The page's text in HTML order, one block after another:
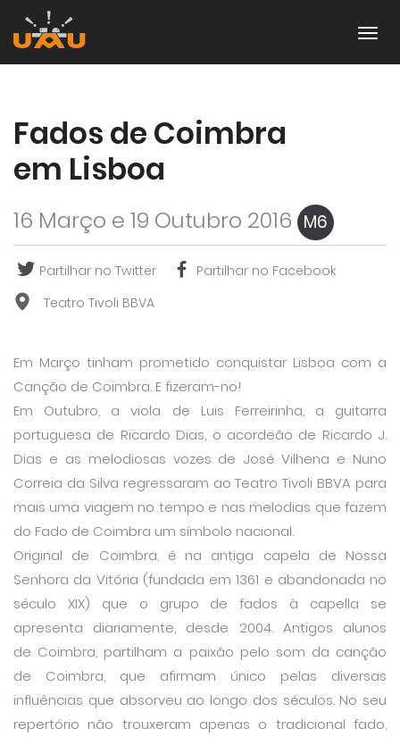
Fados de Coimbra
em Lisboa
16 Março e 19 Outubro 2016 M6
Partilhar no Twitter
Partilhar no Facebook
Teatro Tivoli BBVA
Em Março tinham prometido conquistar Lisboa com a
Canção de Coimbra. E fizeram-no!
Em Outubro, a viola de Luis Ferreirinha, a guitarra
portuguesa de Ricardo Dias, o acordeão de Ricardo J.
Dias e as melodiosas vozes de José Vilhena e Nuno
Correia da Silva regressaram ao Teatro Tivoli BBVA para
mais uma viagem no tempo e nas melodias que fazem
do Fado de Coimbra um símbolo nacional.
Original de Coimbra, é na antiga capela de Nossa
Senhora da Vitória (fundada em 1361 e abandonada no
século XIX) que o grupo de fados à capella se
apresenta diariamente, desde 2004. Antigos alunos
de Coimbra, partilham a paixão pelo som da canção
de Coimbra, que afirmam único pelas diversas
influências que absorveu ao longo dos séculos. No seu
repertório não trouxeram apenas o tradicional fado,